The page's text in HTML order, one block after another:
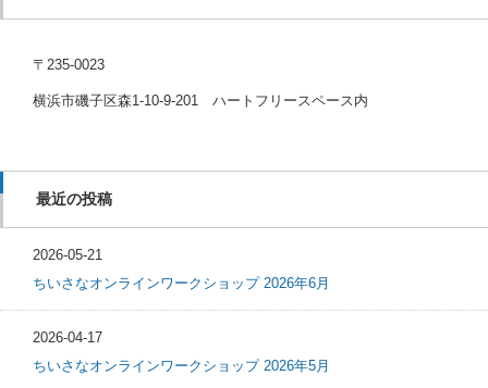
〒235-0023
横浜市磯子区森1-10-9-201 ハートフリースペース内
最近の投稿
2026-05-21
ちいさなオンラインワークショップ 2026年6月
2026-04-17
ちいさなオンラインワークショップ 2026年5月